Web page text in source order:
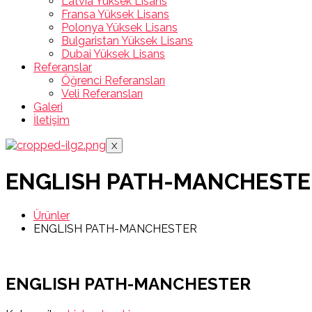
Fransa Yüksek Lisans
Polonya Yüksek Lisans
Bulgaristan Yüksek Lisans
Dubai Yüksek Lisans
Referanslar
Öğrenci Referansları
Veli Referansları
Galeri
İletişim
X
ENGLISH PATH-
Ürünler
ENGLISH PATH-MANCHESTER
ENGLISH PATH-MANCHESTER